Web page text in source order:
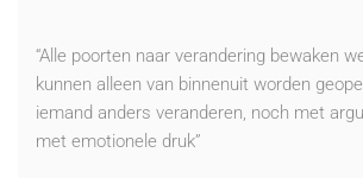
“Alle poorten naar verandering bewaken
kunnen alleen van binnenuit worden
iemand anders veranderen, noch met
met emotionele druk”